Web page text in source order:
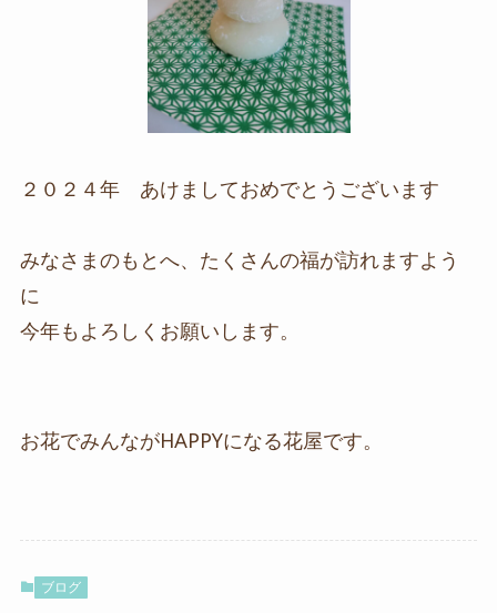
２０２４年 あけましておめでとうございます
みなさまのもとへ、たくさんの福が訪れますよう
に
今年もよろしくお願いします。
お花でみんながHAPPYになる花屋です。
ブログ